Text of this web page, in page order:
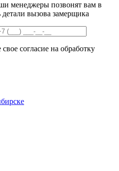
менеджеры позвонят вам в
вызова замерщика
согласие на обработку